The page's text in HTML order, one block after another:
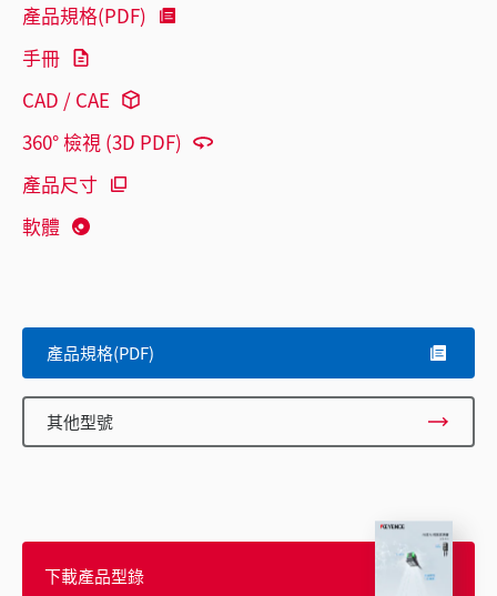
產品規格(PDF)
手冊
CAD / CAE
360° 檢視 (3D PDF)
產品尺寸
軟體
產品規格(PDF)
其他型號
下載產品型錄